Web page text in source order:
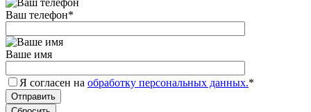
Ваш телефон*
Ваше имя
Я согласен на обработку персональных данных.*